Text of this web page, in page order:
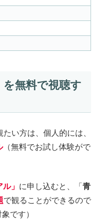
を無料で視聴す
たい方は、個人的には、
（無料でお試し体験がで
」 に申し込むと、「 青
で観ることができるので
です）